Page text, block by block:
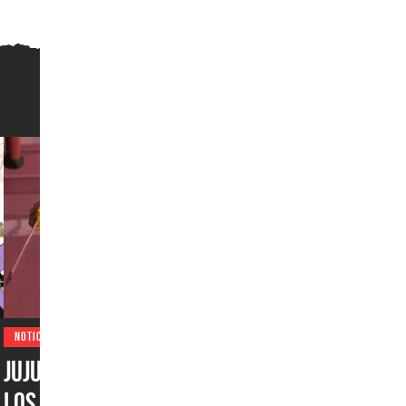
NOTICIAS
Jujutsu Kaisen emociona a